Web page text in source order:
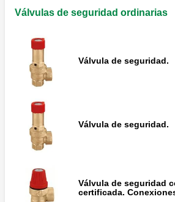
Válvulas de seguridad ordinarias
Válvula de seguridad.
Válvula de seguridad.
Válvula de seguridad
certificada.